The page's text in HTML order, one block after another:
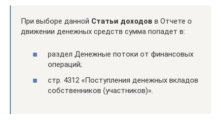
При выборе данной Статьи доходов в Отчете о
движении денежных средств сумма попадет в:
раздел Денежные потоки от финансовых
операций;
стр. 4312 «Поступления денежных вкладов
собственников (участников)».